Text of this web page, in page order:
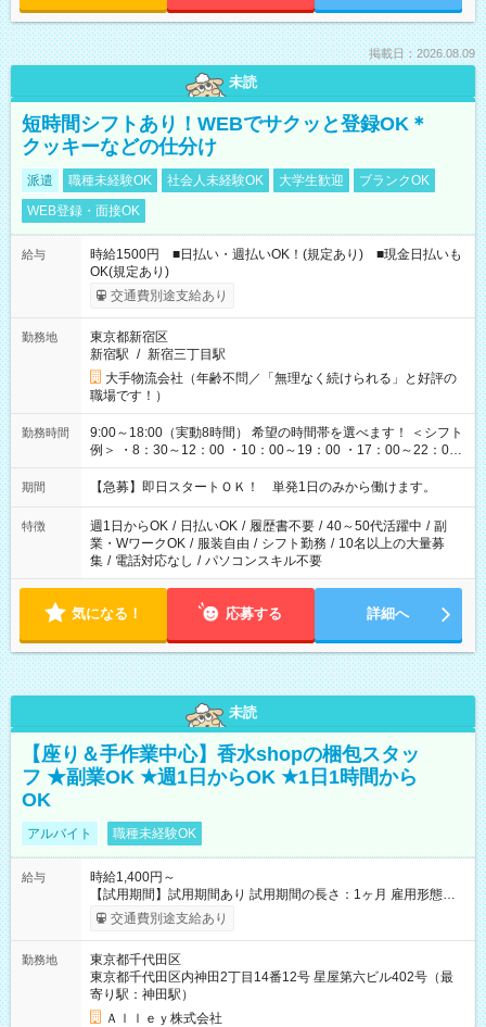
掲載日：2026.08.09
未読
短時間シフトあり！WEBでサクッと登録OK＊
クッキーなどの仕分け
派遣 職種未経験OK 社会人未経験OK 大学生歓迎
ブランクOK
WEB登録・面接OK
給与
時給1500円 ■日払い・週払いOK！(規定あり) ■現金日払いも
OK(規定あり)
交通費別途支給あり
勤務地
東京都新宿区
新宿駅 / 新宿三丁目駅
大手物流会社（年齢不問／「無理なく続けられる」と好評の
職場です！）
勤務時間
9:00～18:00（実動8時間） 希望の時間帯を選べます！ ＜シフト
例＞ ・8：30～12：00 ・10：00～19：00 ・17：00～22：00
・13：00～22：00 ・22：00～翌6：00 など
期間 【急募】即日スタートＯＫ！ 単発1日のみから働けます。
特徴 週1日からOK / 日払いOK / 履歴書不要 / 40～50代活躍中 / 副
業・WワークOK / 服装自由 / シフト勤務 / 10名以上の大量募
集 / 電話対応なし / パソコンスキル不要
気になる！ 応募する 詳細へ
未読
【座り＆手作業中心】香水shopの梱包スタッ
フ ★副業OK ★週1日からOK ★1日1時間から
OK
アルバイト 職種未経験OK
給与
時給1,400円～
【試用期間】試用期間あり 試用期間の長さ：1ヶ月 雇用形態、
給与は本採用時と同じです。
交通費別途支給あり
勤務地
東京都千代田区
東京都千代田区内神田2丁目14番12号 星屋第六ビル402号（最
寄り駅：神田駅）
Ａｌｌｅｙ株式会社